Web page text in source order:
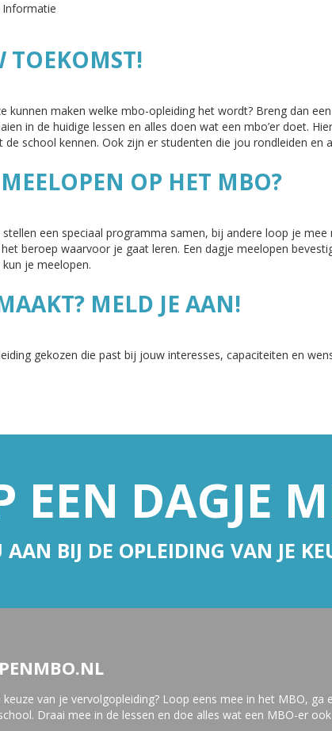
Informatie
TOEKOMST!
kunnen maken welke mbo-opleiding het wordt? Breng dan
in de huidige lessen en alles doen wat een mbo’er doet.
school kennen. Ook zijn er studenten die jou rondleiden en
OP HET MBO?
een speciaal programma samen, bij andere loop je
beroep waarvoor je gaat leren. Een dagje meelopen
je meelopen.
MELD JE AAN!
gekozen die past bij jouw interesses, capaciteiten en
EEN DAGJE
AAN BIJ DE OPLEIDING VAN JE
van je vervolgopleiding? Loop eens mee in het MBO, ga
Draai mee in de lessen en doe alles wat een MBO-er